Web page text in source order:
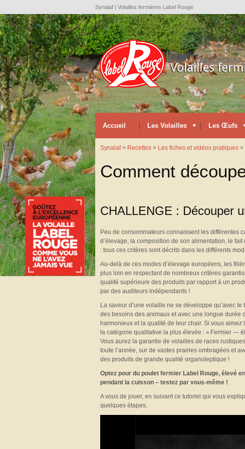
Synalaf | Volailles fermières Label Rouge
Accueil Les Volailles Les Œufs
Synalaf> Recettes > Les fiches et vidéos pratiques >
Comment
CHALLENGE : Découper
Peu de consommateurs connaissent les différentes
d’élevage, la composition de son alimentation, le
: tous ces critères sont décrits dans les différents
Au-delà de ces modes d’élevage européens, les
plus loin en respectant de nombreux critères
qualité supérieure des produits par rapport à un
par des auditeurs indépendants !
La saveur d’une volaille ne se développe qu’avec
des besoins des animaux et avec une longue durée
harmonieux et la qualité de leur chair. Si vous
la catégorie qualitative la plus élevée : « Fermier —
Vous aurez la garantie de volailles de races
toute l’année, sur de vastes prairies ombragées et
des produits de grande qualité organoleptique !
Optez pour du poulet fermier Label Rouge, élevé
pendant la cuisson – testez par vous-même !
A vous de jouer, en suivant ce tutoriel qui vous
quelques étapes.